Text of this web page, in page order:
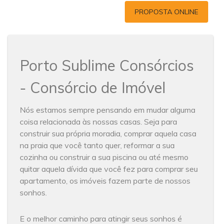
PROPOSTA ONLINE
Porto Sublime Consórcios
- Consórcio de Imóvel
Nós estamos sempre pensando em mudar alguma
coisa relacionada às nossas casas. Seja para
construir sua própria moradia, comprar aquela casa
na praia que você tanto quer, reformar a sua
cozinha ou construir a sua piscina ou até mesmo
quitar aquela dívida que você fez para comprar seu
apartamento, os imóveis fazem parte de nossos
sonhos.
E o melhor caminho para atingir seus sonhos é